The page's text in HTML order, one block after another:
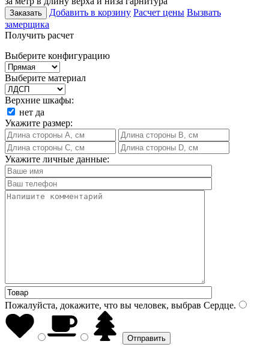
Заказать Добавить в корзину Расчет цены Вызвать
замерщика
Получить расчет
Выберите конфигурацию
Выберите материал
Верхние шкафы:
нет да
Укажите размер:
Укажите личные данные:
Пожалуйста, докажите, что вы человек, выбрав Сердце.